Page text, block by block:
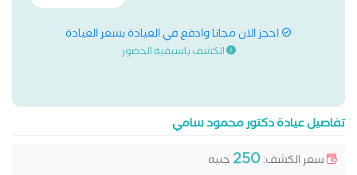
احجز الان مجانا وادفع في العيادة بسعر العيادة
الكشف باسبقية الحضور
تفاصيل عيادة دكتور محمود سامي
سعر الكشف:250جنيه